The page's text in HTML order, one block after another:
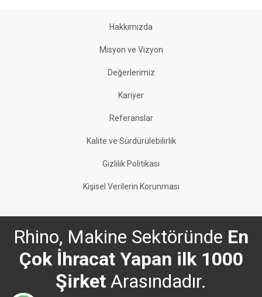
Hakkımızda
Misyon ve Vizyon
Değerlerimiz
Kariyer
Referanslar
Kalite ve Sürdürülebilirlik
Gizlilik Politikası
Kişisel Verilerin Korunması
Rhino, Makine Sektöründe En
Çok İhracat Yapan ilk 1000
Şirket Arasındadır.